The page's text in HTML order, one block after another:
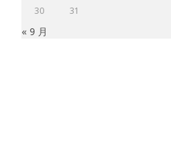
30 31
« 9 月